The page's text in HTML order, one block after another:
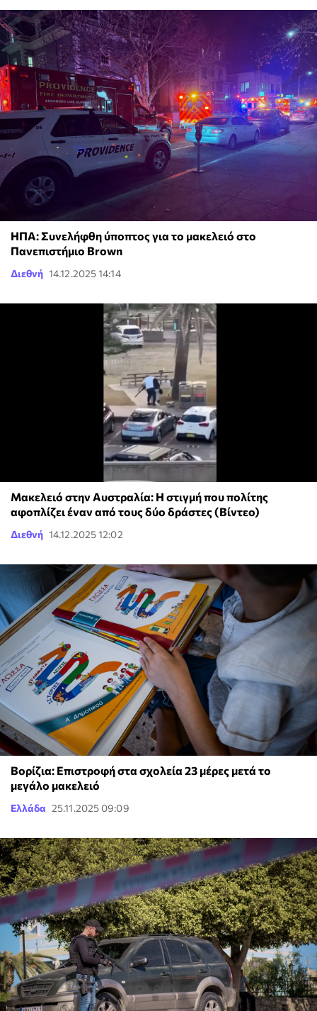
ΗΠΑ: Συνελήφθη ύποπτος για το μακελειό στο
Πανεπιστήμιο Brown
Διεθνή 14.12.2025 14:14
Μακελειό στην Αυστραλία: Η στιγμή που πολίτης
αφοπλίζει έναν από τους δύο δράστες (Βίντεο)
Διεθνή 14.12.2025 12:02
Βορίζια: Επιστροφή στα σχολεία 23 μέρες μετά το
μεγάλο μακελειό
Ελλάδα 25.11.2025 09:09